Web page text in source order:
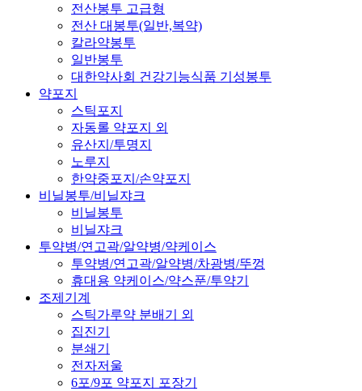
전산봉투 고급형
전산 대봉투(일반,복약)
칼라약봉투
일반봉투
대한약사회 건강기능식품 기성봉투
약포지
스틱포지
자동롤 약포지 외
유산지/투명지
노루지
한약중포지/손약포지
비닐봉투/비닐쟈크
비닐봉투
비닐쟈크
투약병/연고곽/알약병/약케이스
투약병/연고곽/알약병/차광병/뚜껑
휴대용 약케이스/약스푼/투약기
조제기계
스틱가루약 분배기 외
집진기
분쇄기
전자저울
6포/9포 약포지 포장기